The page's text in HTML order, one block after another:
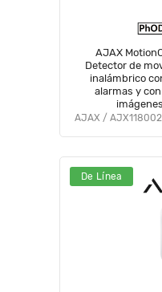
AJAX
Detector de
inalámbrico
alarmas y
De Línea